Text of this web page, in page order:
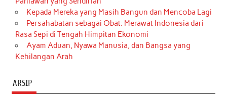
Kepada Mereka yang Masih Bangun dan Mencoba Lagi
Persahabatan sebagai Obat: Merawat Indonesia dari
Rasa Sepi di Tengah Himpitan Ekonomi
Ayam Aduan, Nyawa Manusia, dan Bangsa yang
Kehilangan Arah
ARSIP